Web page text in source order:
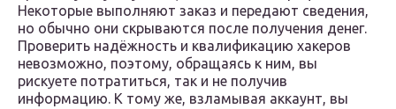
Некоторые выполняют заказ и передают сведения,
но обычно они скрываются после получения денег.
Проверить надёжность и квалификацию хакеров
невозможно, поэтому, обращаясь к ним, вы
рискуете потратиться, так и не получив
информацию. К тому же, взламывая аккаунт, вы